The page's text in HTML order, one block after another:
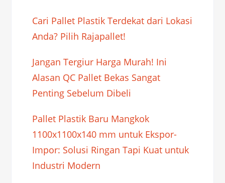
Cari Pallet Plastik Terdekat dari Lokasi
Anda? Pilih Rajapallet!
Jangan Tergiur Harga Murah! Ini
Alasan QC Pallet Bekas Sangat
Penting Sebelum Dibeli
Pallet Plastik Baru Mangkok
1100x1100x140 mm untuk Ekspor-
Impor: Solusi Ringan Tapi Kuat untuk
Industri Modern